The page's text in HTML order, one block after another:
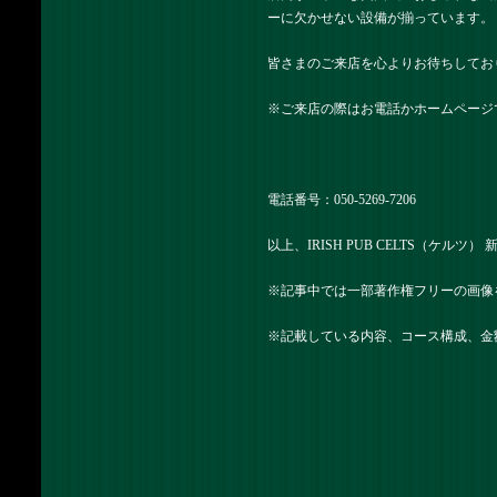
ーに欠かせない設備が揃っています。
皆さまのご来店を心よりお待ちしてお
※ご来店の際はお電話かホームペー
電話番号：050-5269-7206
以上、IRISH PUB CELTS（ケルツ）
※記事中では一部著作権フリーの画
※記載している内容、コース構成、